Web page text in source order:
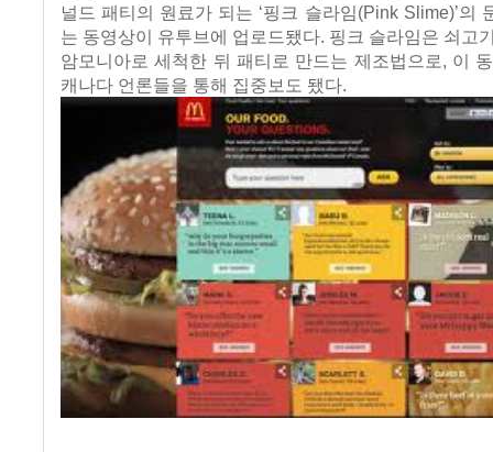
널드 패티의 원료가 되는 ‘핑크 슬라임(Pink Slime)’의
는 동영상이 유투브에 업로드됐다. 핑크 슬라임은 쇠고
암모니아로 세척한 뒤 패티로 만드는 제조법으로, 이
캐나다 언론들을 통해 집중보도 됐다.